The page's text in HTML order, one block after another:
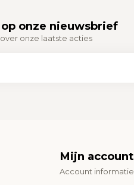
onze nieuwsbrief
onze laatste acties
Mijn account
Account informatie